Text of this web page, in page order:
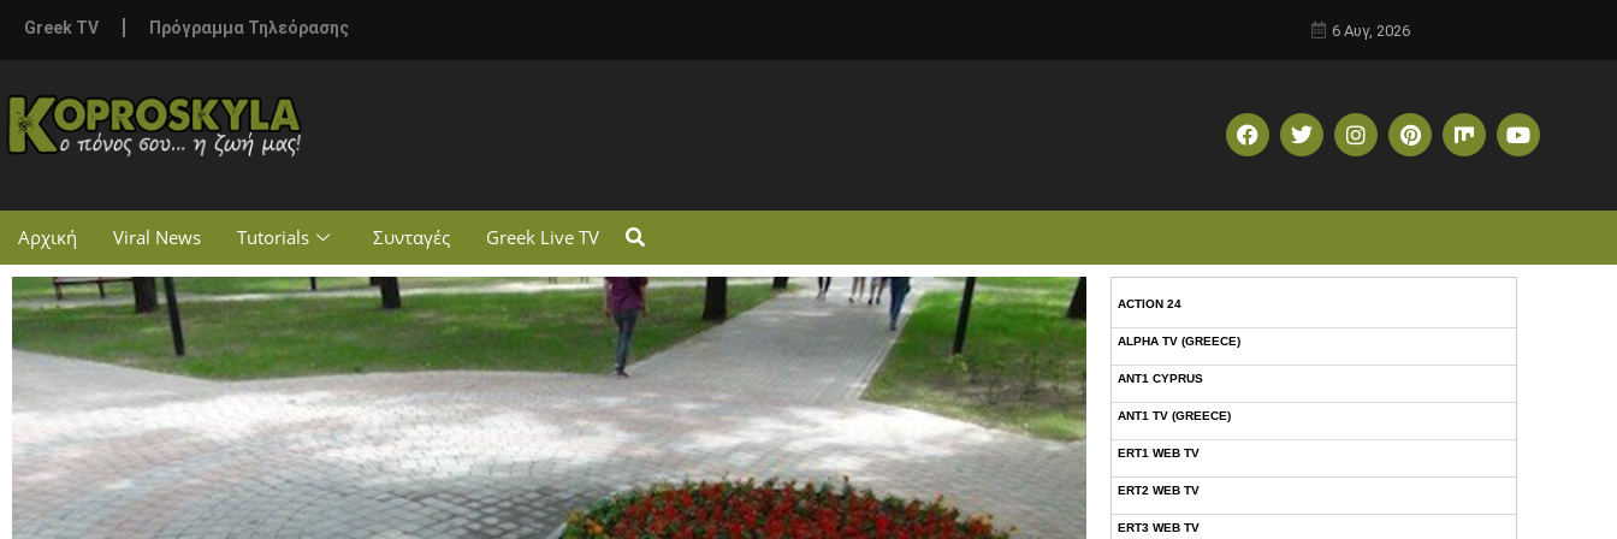
Greek TV Πρόγραμμα Τηλεόρασης 6 Αυγ, 2026
Αρχική Viral News Tutorials Συνταγές Greek Live TV
ACTION 24
ALPHA TV (GREECE)
ANT1 CYPRUS
ANT1 TV (GREECE)
ERT1 WEB TV
ERT2 WEB TV
ERT3 WEB TV